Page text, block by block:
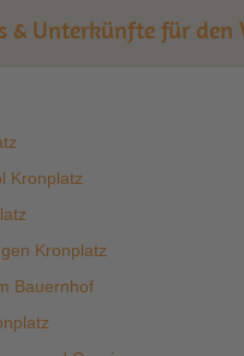
& Unterkünfte für
Kronplatz
Kronplatz
Bauernhof